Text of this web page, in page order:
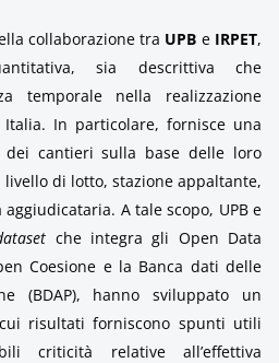
collaborazione tra UPB e IRPET,
sia descrittiva che
temporale nella realizzazione
In particolare, fornisce una
dei cantieri sulla base delle loro
di lotto, stazione appaltante,
A tale scopo, UPB e
che integra gli Open Data
Coesione e la Banca dati delle
(BDAP), hanno sviluppato un
risultati forniscono spunti utili
criticità relative all’effettiva